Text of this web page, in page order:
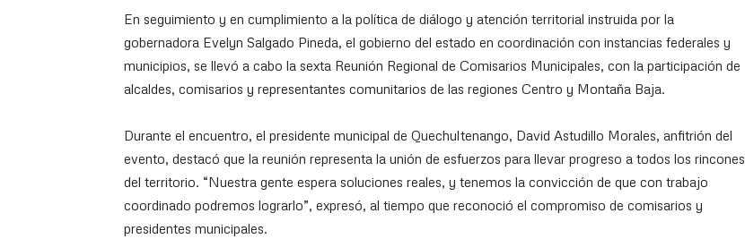
En seguimiento y en cumplimiento a la política de diálogo y atención territorial instruida por la
gobernadora Evelyn Salgado Pineda, el gobierno del estado en coordinación con instancias federales y
municipios, se llevó a cabo la sexta Reunión Regional de Comisarios Municipales, con la participación de
alcaldes, comisarios y representantes comunitarios de las regiones Centro y Montaña Baja.
Durante el encuentro, el presidente municipal de Quechultenango, David Astudillo Morales, anfitrión del
evento, destacó que la reunión representa la unión de esfuerzos para llevar progreso a todos los rincones
del territorio. “Nuestra gente espera soluciones reales, y tenemos la convicción de que con trabajo
coordinado podremos lograrlo”, expresó, al tiempo que reconoció el compromiso de comisarios y
presidentes municipales.